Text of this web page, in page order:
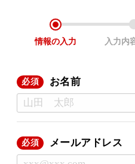
情報の入力 入力内
必須 お名前
必須 メールアドレス